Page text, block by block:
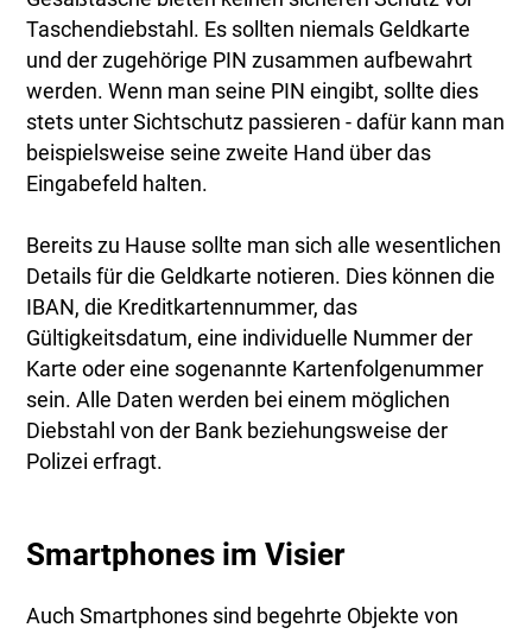
Taschendiebstahl. Es sollten niemals Geldkarte
und der zugehörige PIN zusammen aufbewahrt
werden. Wenn man seine PIN eingibt, sollte dies
stets unter Sichtschutz passieren - dafür kann man
beispielsweise seine zweite Hand über das
Eingabefeld halten.
Bereits zu Hause sollte man sich alle wesentlichen
Details für die Geldkarte notieren. Dies können die
IBAN, die Kreditkartennummer, das
Gültigkeitsdatum, eine individuelle Nummer der
Karte oder eine sogenannte Kartenfolgenummer
sein. Alle Daten werden bei einem möglichen
Diebstahl von der Bank beziehungsweise der
Polizei erfragt.
Smartphones im Visier
Auch Smartphones sind begehrte Objekte von